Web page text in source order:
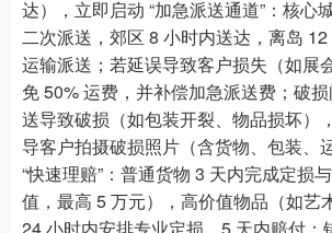
达），立即启动 “加急派送通道”：核心
二次派送，郊区 8 小时内送达，离岛
运输派送；若延误导致客户损失（如展
免 50% 运费，并补偿加急派送费；破
送导致破损（如包装开裂、物品损坏）
导客户拍摄破损照片（含货物、包装、
“快速理赔”：普通货物 3 天内完成定损
值，最高 5 万元），高价值物品（如艺